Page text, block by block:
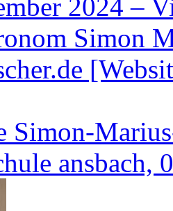
2024 –
Simon
Simon-
ansbach,